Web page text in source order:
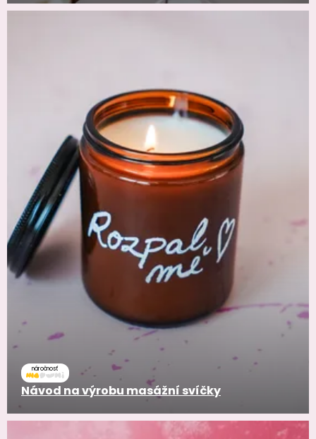
náročnosť
Návod na výrobu masážní svíčky